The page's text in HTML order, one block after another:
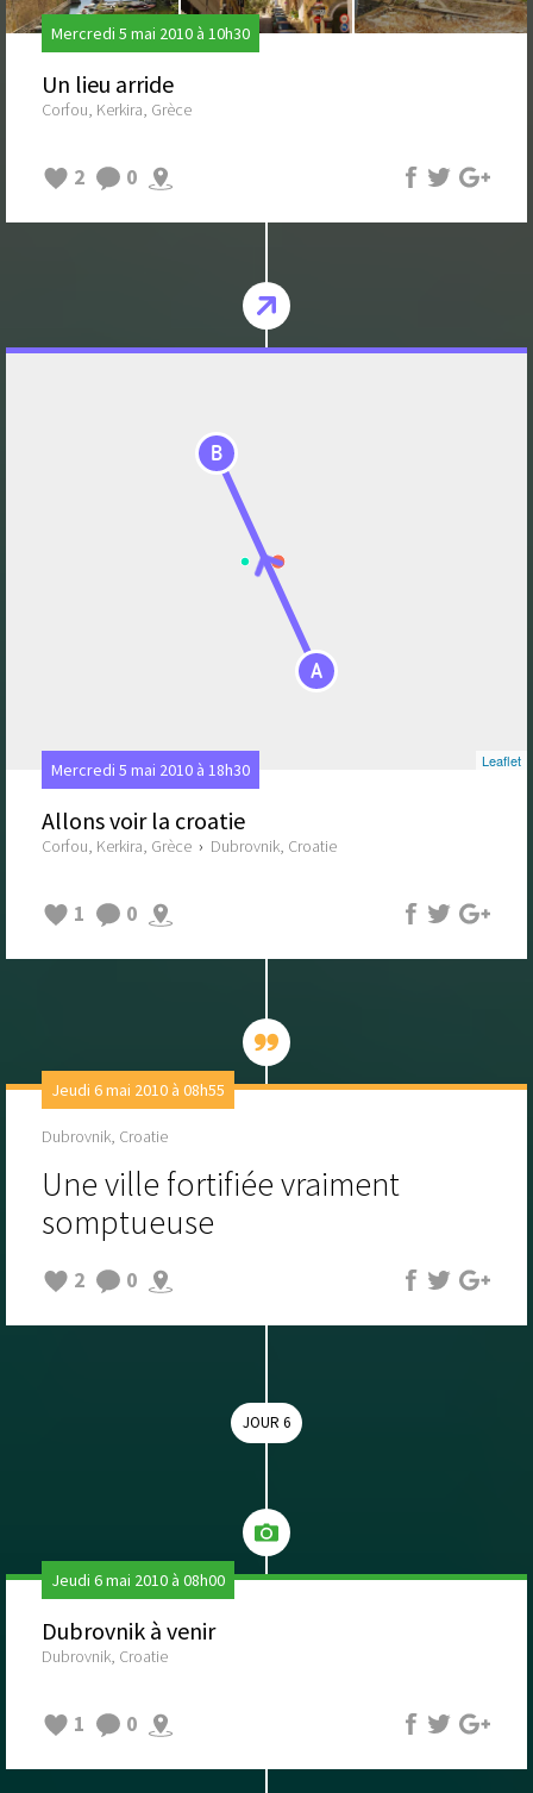
Mercredi 5 mai 2010 à 10h30
Un lieu arride
Corfou, Kerkira, Grèce
2 0
A
B
Leaflet
Mercredi 5 mai 2010 à 18h30
Allons voir la croatie
Corfou, Kerkira, Grèce › Dubrovnik, Croatie
1 0
Jeudi 6 mai 2010 à 08h55
Dubrovnik, Croatie
Une ville fortifiée vraiment
somptueuse
2 0
JOUR 6
Jeudi 6 mai 2010 à 08h00
Dubrovnik à venir
Dubrovnik, Croatie
1 0